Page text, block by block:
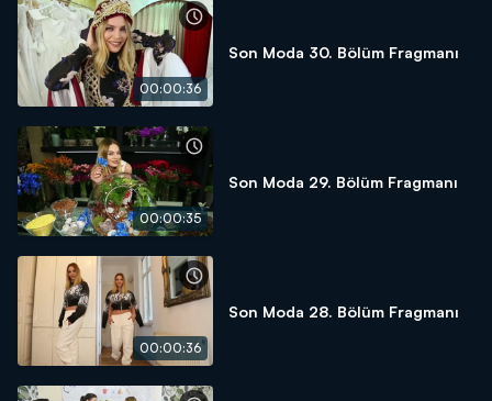
00:00:36
Son Moda 30. Bölüm Fragmanı
00:00:35
Son Moda 29. Bölüm Fragmanı
00:00:36
Son Moda 28. Bölüm Fragmanı